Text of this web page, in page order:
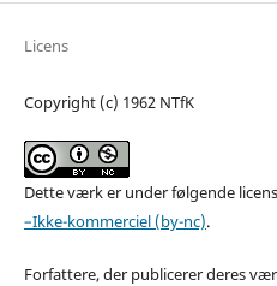
Licens
Copyright (c) 1962 NTfK
Dette værk er under følgende licens
–Ikke-kommerciel (by-nc).
Forfattere, der publicerer deres